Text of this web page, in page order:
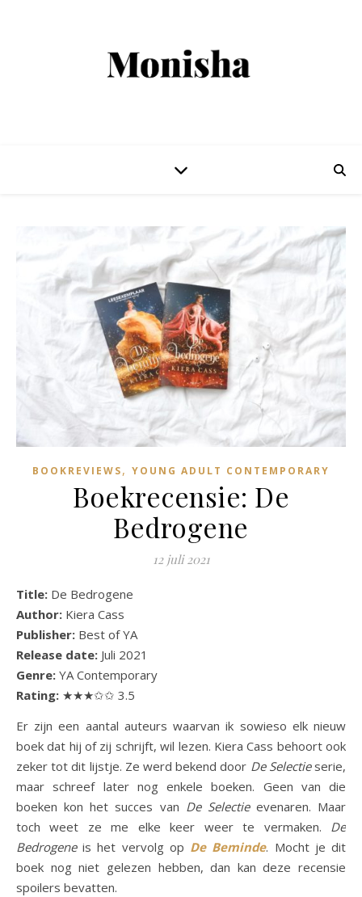
BOOKREVIEWS, YOUNG ADULT CONTEMPORARY
Boekrecensie: De
Bedrogene
12 juli 2021
Title: De Bedrogene
Author: Kiera Cass
Publisher: Best of YA
Release date: Juli 2021
Genre: YA Contemporary
Rating: ★★★✩✩ 3.5
Er zijn een aantal auteurs waarvan ik sowieso elk nieuw
boek dat hij of zij schrijft, wil lezen. Kiera Cass behoort ook
zeker tot dit lijstje. Ze werd bekend door De Selectieserie,
maar schreef later nog enkele boeken. Geen van die
boeken kon het succes van De Selectieevenaren. Maar
toch weet ze me elke keer weer te vermaken. De
Bedrogeneis het vervolg op De Beminde. Mocht je dit
boek nog niet gelezen hebben, dan kan deze recensie
spoilers bevatten.